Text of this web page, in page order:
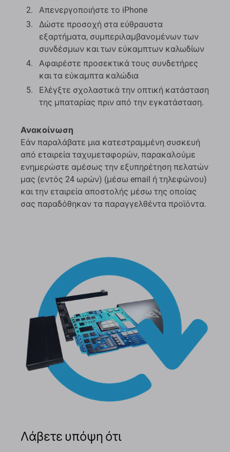
Απενεργοποιήστε το iPhone
Δώστε προσοχή στα εύθραυστα
εξαρτήματα, συμπεριλαμβανομένων των
συνδέσμων και των εύκαμπτων καλωδίων
Αφαιρέστε προσεκτικά τους συνδετήρες
και τα εύκαμπτα καλώδια
Ελέγξτε σχολαστικά την οπτική κατάσταση
της μπαταρίας πριν από την εγκατάσταση.
Ανακοίνωση
Εάν παραλάβατε μια κατεστραμμένη συσκευή
από εταιρεία ταχυμεταφορών, παρακαλούμε
ενημερώστε αμέσως την εξυπηρέτηση πελατών
μας (εντός 24 ωρών) (μέσω email ή τηλεφώνου)
και την εταιρεία αποστολής μέσω της οποίας
σας παραδόθηκαν τα παραγγελθέντα προϊόντα.
Λάβετε υπόψη ότι